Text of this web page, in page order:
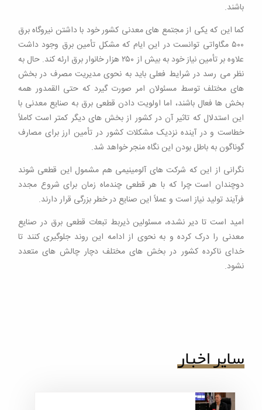
باشند.
کما این که یکی از مجتمع های معدنی کشور خود با داشتن نیروگاه برق
۵۰۰ مگاواتی توانست در این ایام که مشکل تأمین برق وجود داشت
علاوه بر تأمین نیاز خود به بیش از ۲۵۰ هزار خانوار برق ارئه کند. حال به
نظر می رسد در شرایط فعلی باید به نحوی مدیریت مصرف در بخش
های مختلف توسط مسئولان امر صورت گیرد که حتی القمدور همه
بخش ها فعال باشند، اما اولویت دادن قطعی برق به صنایع معدنی با
این استدلال که تاثیر آن در کشور از بخش های دیگر کمتر است کاملاً
خطاست و در آینده نزدیک مشکلات کشور در تأمین ارز برای مصارف
گوناگون به باطل بودن این نگاه منجر خواهد شد.
نگرانی از این که شرکت های آلومینیمی هم مشمول این قطعی شوند
دوچندان است چرا که با هر قطعی چندماه زمان برای شروع مجدد
فرآیند تولید نیاز است و عملاً این صنایع در خطر بزرگی قرار دارند.
امید است تا دیر نشده، مسئولین ذیربط تبعات قطعی برق در صنایع
معدنی را درک کرده و به نحوی از ادامه این روند جلوگیری کنند تا
خدای ناکرده کشور در بخش های مختلف دچار چالش های متعدد
نشود.
سایر اخبار